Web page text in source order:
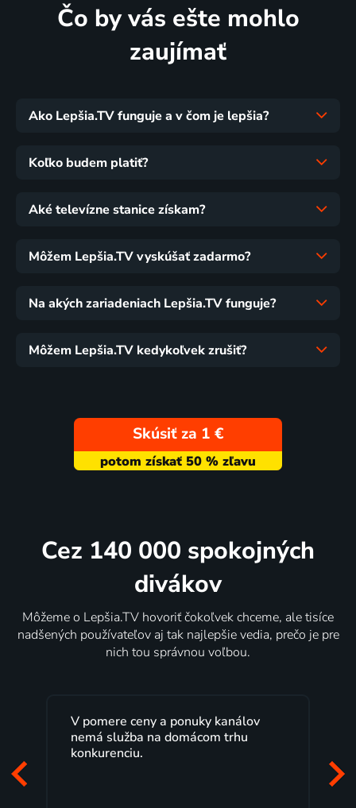
Čo by vás ešte mohlo
zaujímať
Ako Lepšia.TV funguje a v čom je lepšia?
Koľko budem platiť?
Aké televízne stanice získam?
Môžem Lepšia.TV vyskúšať zadarmo?
Na akých zariadeniach Lepšia.TV funguje?
Môžem Lepšia.TV kedykoľvek zrušiť?
Skúsiť za 1 €
Cez 140 000 spokojných
divákov
Môžeme o Lepšia.TV hovoriť čokoľvek chceme, ale tisíce
nadšených používateľov aj tak najlepšie vedia, prečo je pre
nich tou správnou voľbou.
V pomere ceny a ponuky kanálov
nemá služba na domácom trhu
konkurenciu.
to, čo